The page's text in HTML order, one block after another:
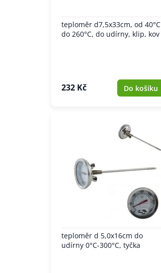
teploměr d7,5x33cm, od 40°C
do 260°C, do udírny, klip, kov
232 Kč Do košíku
teploměr d 5,0x16cm do
udírny 0°C-300°C, tyčka